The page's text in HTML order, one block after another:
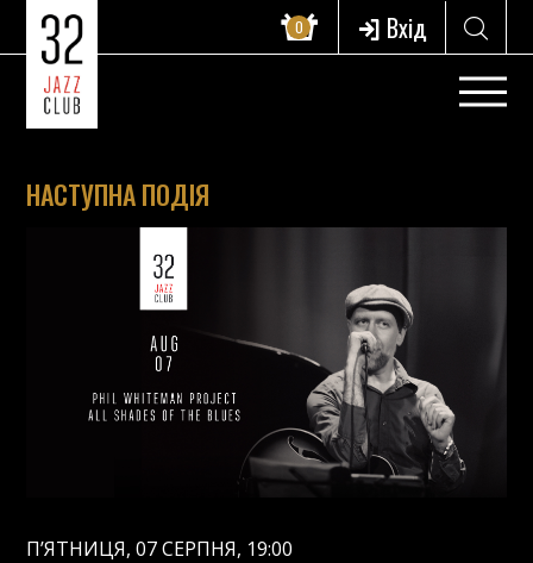
0 Вхід
НАСТУПНА ПОДІЯ
П’ЯТНИЦЯ, 07 СЕРПНЯ, 19:00